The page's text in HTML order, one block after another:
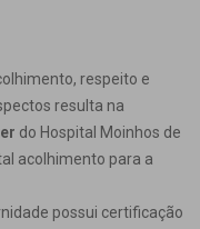
respeito e
resulta na
do Hospital Moinhos de
acolhimento para a
possui certificação